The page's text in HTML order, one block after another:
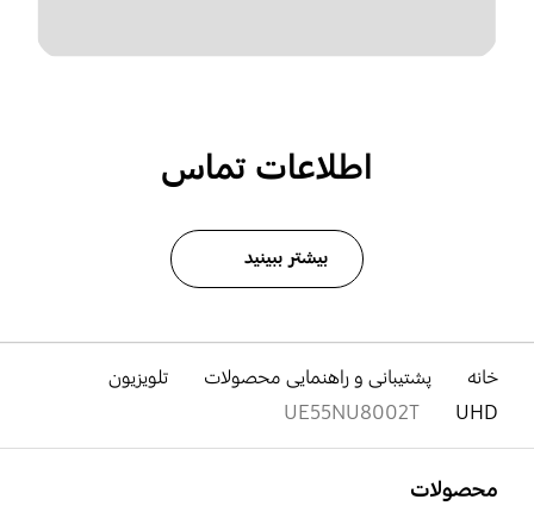
اطلاعات تماس
بیشتر ببینید
خانه پشتیبانی و راهنمایی محصولات
تلویزیون
UHD
UE55NU8002T
محصولات